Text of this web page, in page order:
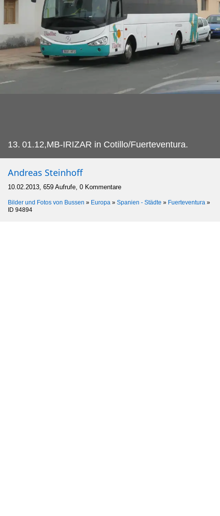
13. 01.12,MB-IRIZAR in Cotillo/Fuerteventura.
Andreas Steinhoff
10.02.2013, 659 Aufrufe, 0 Kommentare
Bilder und Fotos von Bussen » Europa » Spanien - Städte » Fuerteventura »
ID 94894